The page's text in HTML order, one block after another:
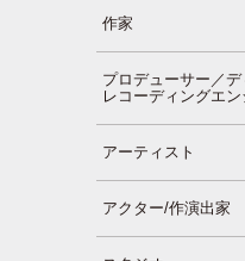
作家
プロデューサー／
レコーディングエン
アーティスト
アクター/作演出家